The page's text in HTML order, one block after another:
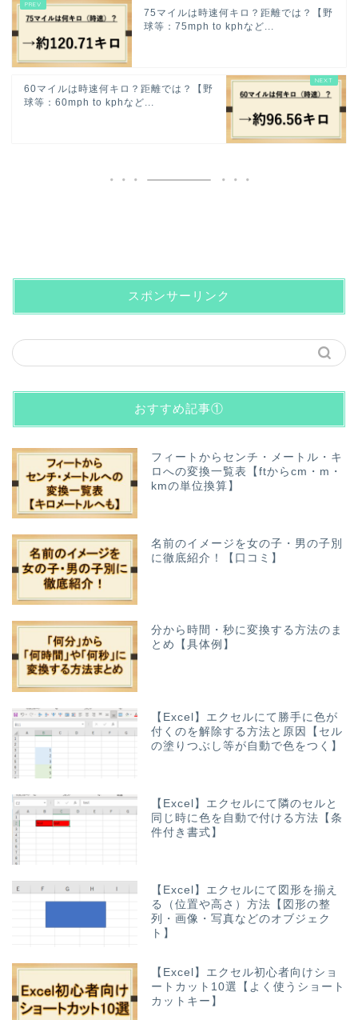
75マイルは時速何キロ？距離では？【野
球等：75mph to kphなど...
60マイルは時速何キロ？距離では？【野
球等：60mph to kphなど...
スポンサーリンク
おすすめ記事①
フィートからセンチ・メートル・キ
ロへの変換一覧表【ftからcm・m・
kmの単位換算】
名前のイメージを女の子・男の子別
に徹底紹介！【口コミ】
分から時間・秒に変換する方法のま
とめ【具体例】
【Excel】エクセルにて勝手に色が
付くのを解除する方法と原因【セル
の塗りつぶし等が自動で色をつく】
【Excel】エクセルにて隣のセルと
同じ時に色を自動で付ける方法【条
件付き書式】
【Excel】エクセルにて図形を揃え
る（位置や高さ）方法【図形の整
列・画像・写真などのオブジェク
ト】
【Excel】エクセル初心者向けショ
ートカット10選【よく使うショート
カットキー】